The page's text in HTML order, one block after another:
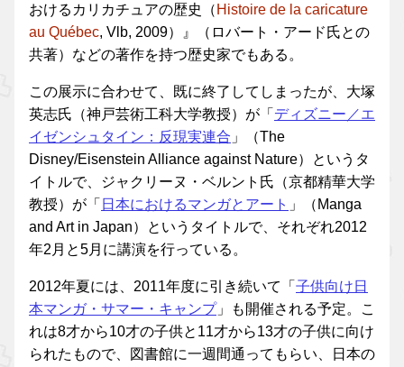
おけるカリカチュアの歴史（ Histoire de la caricature
au Québec, Vlb, 2009）』（ロバート・アード氏との
共著）などの著作を持つ歴史家でもある。
この展示に合わせて、既に終了してしまったが、大塚
英志氏（神戸芸術工科大学教授）が「 ディズニー／エ
イゼンシュタイン：反現実連合 」（The
Disney/Eisenstein Alliance against Nature）というタ
イトルで、ジャクリーヌ・ベルント氏（京都精華大学
教授）が「 日本におけるマンガとアート 」（Manga
and Art in Japan）というタイトルで、それぞれ2012
年2月と5月に講演を行っている。
2012年夏には、2011年度に引き続いて「 子供向け日
本マンガ・サマー・キャンプ」も開催される予定。こ
れは8才から10才の子供と11才から13才の子供に向け
られたもので、図書館に一週間通ってもらい、日本の